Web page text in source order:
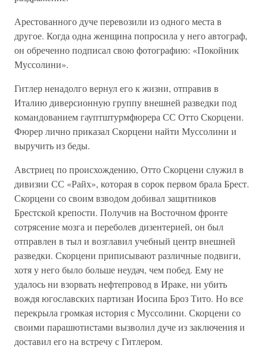
Арестованного дуче перевозили из одного места в
другое. Когда одна женщина попросила у него автограф,
он обреченно подписал свою фотографию: «Покойник
Муссолини».
Гитлер ненадолго вернул его к жизни, отправив в
Италию диверсионную группу внешней разведки под
командованием гауптштурмфюрера СС Отто Скорцени.
Фюрер лично приказал Скорцени найти Муссолини и
выручить из беды.
Австриец по происхождению, Отто Скорцени служил в
дивизии СС «Райх», которая в сорок первом брала Брест.
Скорцени со своим взводом добивал защитников
Брестской крепости. Получив на Восточном фронте
сотрясение мозга и переболев дизентерией, он был
отправлен в тыл и возглавил учебный центр внешней
разведки. Скорцени приписывают различные подвиги,
хотя у него было больше неудач, чем побед. Ему не
удалось ни взорвать нефтепровод в Ираке, ни убить
вождя югославских партизан Иосипа Броз Тито. Но все
перекрыла громкая история с Муссолини. Скорцени со
своими парашютистами вызволил дуче из заключения и
доставил его на встречу с Гитлером.